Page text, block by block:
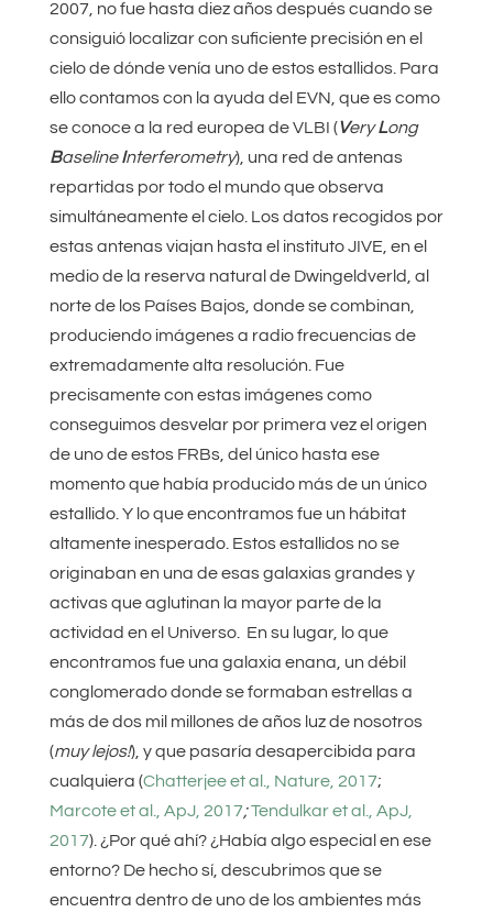
2007, no fue hasta diez años después cuando se
consiguió localizar con suficiente precisión en el
cielo de dónde venía uno de estos estallidos. Para
ello contamos con la ayuda del EVN, que es como
se conoce a la red europea de VLBI (VeryLong
BaselineInterferometry), una red de antenas
repartidas por todo el mundo que observa
simultáneamente el cielo. Los datos recogidos por
estas antenas viajan hasta el instituto JIVE, en el
medio de la reserva natural de Dwingeldverld, al
norte de los Países Bajos, donde se combinan,
produciendo imágenes a radio frecuencias de
extremadamente alta resolución. Fue
precisamente con estas imágenes como
conseguimos desvelar por primera vez el origen
de uno de estos FRBs, del único hasta ese
momento que había producido más de un único
estallido. Y lo que encontramos fue un hábitat
altamente inesperado. Estos estallidos no se
originaban en una de esas galaxias grandes y
activas que aglutinan la mayor parte de la
actividad en el Universo. En su lugar, lo que
encontramos fue una galaxia enana, un débil
conglomerado donde se formaban estrellas a
más de dos mil millones de años luz de nosotros
(muy lejos!), y que pasaría desapercibida para
cualquiera (Chatterjee et al., Nature, 2017;
Marcote et al., ApJ, 2017;Tendulkar et al., ApJ,
2017). ¿Por qué ahí? ¿Había algo especial en ese
entorno? De hecho sí, descubrimos que se
encuentra dentro de uno de los ambientes más